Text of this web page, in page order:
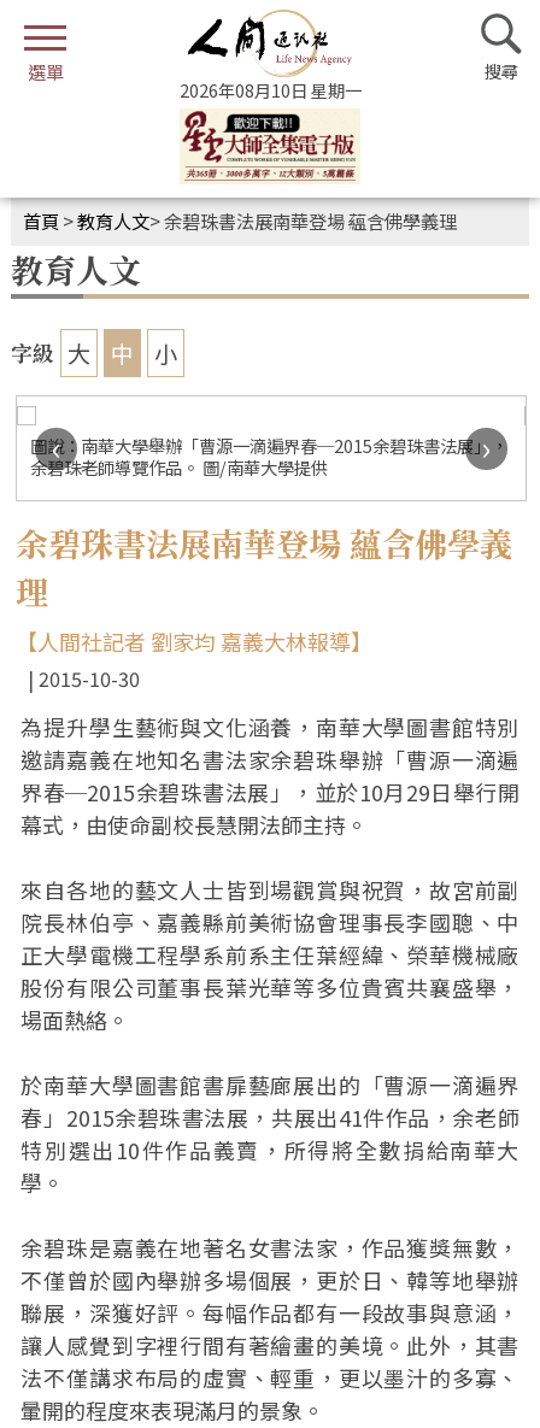
2026年08月10日 星期一
首頁 >教育人文>余碧珠書法展南華登場 蘊含佛學義理
教育人文
字級 大 中 小
圖說：南華大學舉辦「曹源一滴遍界春─2015余碧珠書法展」，
余碧珠老師導覽作品。 圖/南華大學提供
‹ ›
余碧珠書法展南華登場 蘊含佛學義
理
【人間社記者 劉家均 嘉義大林報導】
2015-10-30
為提升學生藝術與文化涵養，南華大學圖書館特別
邀請嘉義在地知名書法家余碧珠舉辦「曹源一滴遍
界春─2015余碧珠書法展」，並於10月29日舉行開
幕式，由使命副校長慧開法師主持。
來自各地的藝文人士皆到場觀賞與祝賀，故宮前副
院長林伯亭、嘉義縣前美術協會理事長李國聰、中
正大學電機工程學系前系主任葉經緯、榮華機械廠
股份有限公司董事長葉光華等多位貴賓共襄盛舉，
場面熱絡。
於南華大學圖書館書扉藝廊展出的「曹源一滴遍界
春」2015余碧珠書法展，共展出41件作品，余老師
特別選出10件作品義賣，所得將全數捐給南華大
學。
余碧珠是嘉義在地著名女書法家，作品獲獎無數，
不僅曾於國內舉辦多場個展，更於日、韓等地舉辦
聯展，深獲好評。每幅作品都有一段故事與意涵，
讓人感覺到字裡行間有著繪畫的美境。此外，其書
法不僅講求布局的虛實、輕重，更以墨汁的多寡、
暈開的程度來表現滿月的景象。